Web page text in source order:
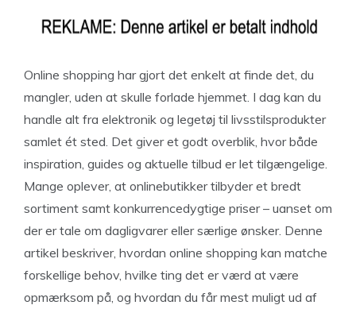
Online shopping har gjort det enkelt at finde det, du
mangler, uden at skulle forlade hjemmet. I dag kan du
handle alt fra elektronik og legetøj til livsstilsprodukter
samlet ét sted. Det giver et godt overblik, hvor både
inspiration, guides og aktuelle tilbud er let tilgængelige.
Mange oplever, at onlinebutikker tilbyder et bredt
sortiment samt konkurrencedygtige priser – uanset om
der er tale om dagligvarer eller særlige ønsker. Denne
artikel beskriver, hvordan online shopping kan matche
forskellige behov, hvilke ting det er værd at være
opmærksom på, og hvordan du får mest muligt ud af